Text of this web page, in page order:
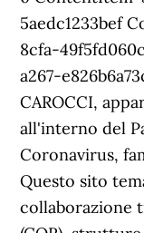
5aedc1233bef
8cfa-
a267-
CAROCCI,
all'interno del
Coronavirus,
Questo sito
collaborazione